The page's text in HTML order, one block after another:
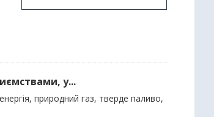
у...
природний газ, тверде паливо,